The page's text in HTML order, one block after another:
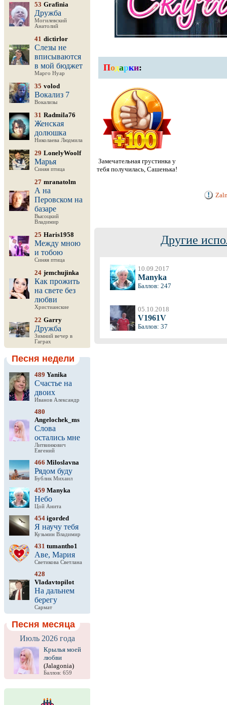
53 Grafinia
Дружба
Могилевский
Анатолий
41 dictirlor
Слезы не
вписываются
в мой бюджет
Марго Нуар
35 volod
Вокализ 7
Вокализы
31 Radmila76
Женская
долюшка
Николаева Людмила
29 LonelyWoolf
Марья
Синяя птица
27 mranatolm
А на
Перовском на
базаре
Высоцкий
Владимир
25 Haris1958
Между мною
и тобою
Синяя птица
24 jemchujinka
Как прожить
на свете без
любви
Христианские
22 Garry
Дружба
Зимний вечер в
Гаграх
Песня недели
489 Yanika
Счастье на
двоих
Иванов Александр
480
Angelochek_ms
Слова
остались мне
Литвинкович
Евгений
466 Miloslavna
Рядом буду
Бублик Михаил
459 Manyka
Небо
Цой Анита
454 igorded
Я научу тебя
Кузьмин Владимир
431 tumantho1
Аве, Мария
Светикова Светлана
428
Vladavtopilot
На дальнем
берегу
Сармат
Песня месяца
Июль 2026 года
Крылья моей
любви
(Jalagonia)
Баллов: 659
Подарки:
Замечательная грустинка у
тебя получилась, Сашенька!
Другие
10.09.2017
Manyka
Баллов: 247
05.10.2018
V1961V
Баллов: 37